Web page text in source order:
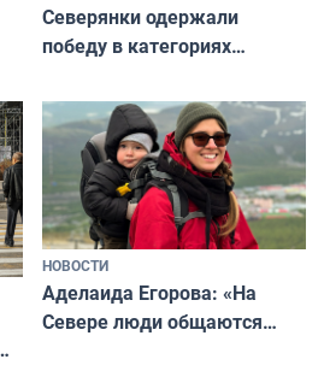
Северянки одержали
победу в категориях
«Мисс и Миссис Великая
Русь»
НОВОСТИ
Аделаида Егорова: «На
Севере люди общаются